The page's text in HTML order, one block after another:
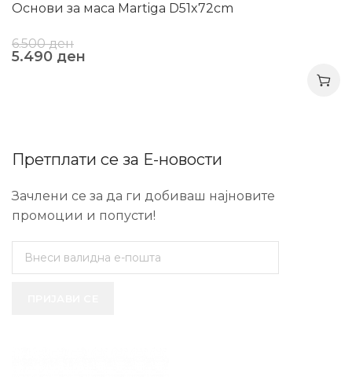
Основи за маса Martiga D51x72cm
6.500ден
5.490 ден
Претплати се за Е-новости
Зачлени се за да ги добиваш најновите
промоции и попусти!